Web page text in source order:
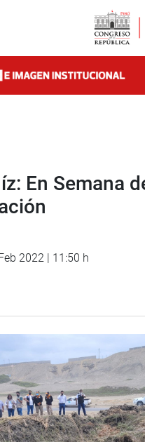
En Semana
2022 | 11:50 h